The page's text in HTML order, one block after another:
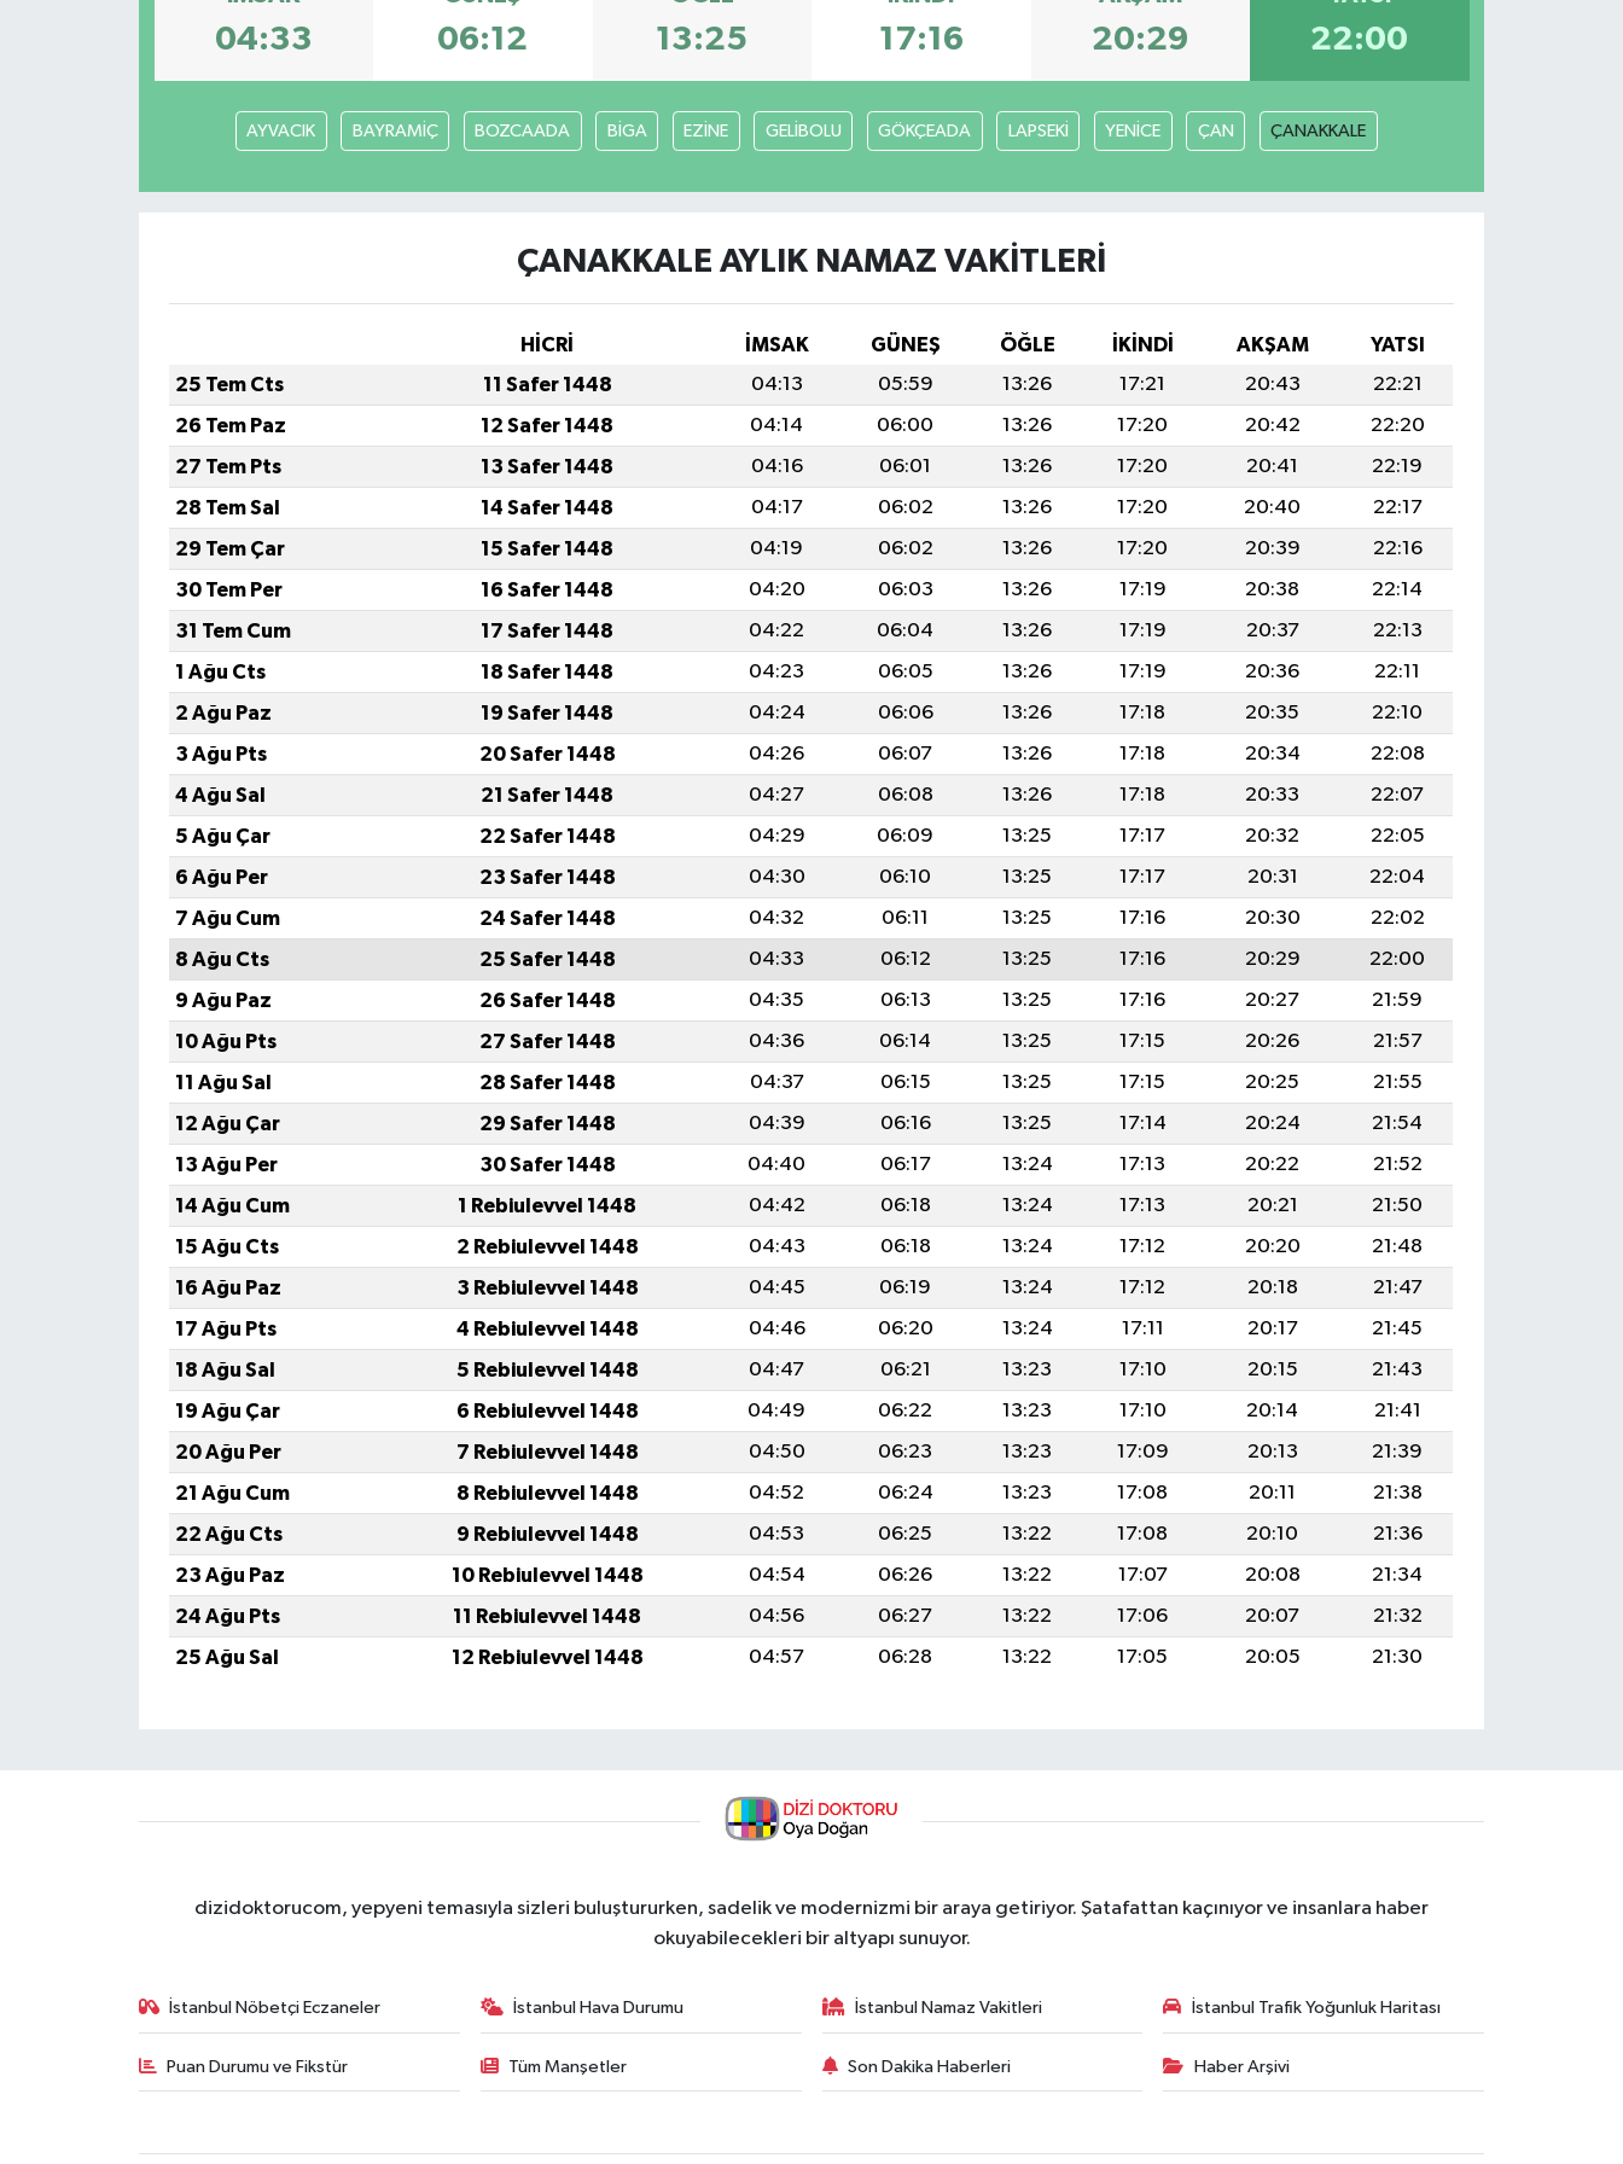
04:33 06:12 13:25 17:16 20:29 22:00
AYVACIK BAYRAMİÇ BOZCAADA BİGA EZİNE GELİBOLU GÖKÇEADA LAPSEKİ YENİCE ÇAN ÇANAKKALE
ÇANAKKALE AYLIK NAMAZ VAKITLERI
HİCRİ İMSAK GÜNEŞ ÖĞLE İKINDI AKŞAM
YATSI
25 Tem Cts
11 Safer 1448 04:13 05:59 13:26 17:21 20:43
22:21
26 Tem Paz
12 Safer 1448 04:14 06:00 13:26 17:20 20:42
22:20
27 Tem Pts
13 Safer 1448 04:16 06:01 13:26 17:20 20:41
22:19
28 Tem Sal
14 Safer 1448 04:17 06:02 13:26 17:20 20:40
22:17
29 Tem Çar
15 Safer 1448 04:19 06:02 13:26 17:20 20:39
22:16
30 Tem Per
16 Safer 1448 04:20 06:03 13:26 17:19 20:38
22:14
31 Tem Cum
17 Safer 1448 04:22 06:04 13:26 17:19 20:37
22:13
1 Ağu Cts
18 Safer 1448 04:23 06:05 13:26 17:19 20:36
22:11
2 Ağu Paz
19 Safer 1448 04:24 06:06 13:26 17:18 20:35
22:10
3 Ağu Pts
20 Safer 1448 04:26 06:07 13:26 17:18 20:34
22:08
4 Ağu Sal
21 Safer 1448 04:27 06:08 13:26 17:18 20:33
22:07
5 Ağu Çar
22 Safer 1448 04:29 06:09 13:25 17:17 20:32
22:05
6 Ağu Per
23 Safer 1448 04:30 06:10 13:25 17:17 20:31
22:04
7 Ağu Cum
24 Safer 1448 04:32 06:11 13:25 17:16 20:30
22:02
8 Ağu Cts
25 Safer 1448 04:33 06:12 13:25 17:16 20:29
22:00
9 Ağu Paz
26 Safer 1448 04:35 06:13 13:25 17:16 20:27
21:59
10 Ağu Pts
27 Safer 1448 04:36 06:14 13:25 17:15 20:26
21:57
11 Ağu Sal
28 Safer 1448 04:37 06:15 13:25 17:15 20:25
21:55
12 Ağu Çar
29 Safer 1448 04:39 06:16 13:25 17:14 20:24
21:54
13 Ağu Per
30 Safer 1448 04:40 06:17 13:24 17:13 20:22
21:52
14 Ağu Cum
1 Rebiulevvel 1448 04:42 06:18 13:24 17:13 20:21
21:50
15 Ağu Cts
2 Rebiulevvel 1448 04:43 06:18 13:24 17:12 20:20
21:48
16 Ağu Paz
3 Rebiulevvel 1448 04:45 06:19 13:24 17:12 20:18
21:47
17 Ağu Pts
4 Rebiulevvel 1448 04:46 06:20 13:24 17:11 20:17
21:45
18 Ağu Sal
5 Rebiulevvel 1448 04:47 06:21 13:23 17:10 20:15
21:43
19 Ağu Çar
6 Rebiulevvel 1448 04:49 06:22 13:23 17:10 20:14
21:41
20 Ağu Per
7 Rebiulevvel 1448 04:50 06:23 13:23 17:09 20:13
21:39
21 Ağu Cum
8 Rebiulevvel 1448 04:52 06:24 13:23 17:08 20:11
21:38
22 Ağu Cts
9 Rebiulevvel 1448 04:53 06:25 13:22 17:08 20:10
21:36
23 Ağu Paz
10 Rebiulevvel 1448 04:54 06:26 13:22 17:07 20:08
21:34
24 Ağu Pts
11 Rebiulevvel 1448 04:56 06:27 13:22 17:06 20:07
21:32
25 Ağu Sal
12 Rebiulevvel 1448 04:57 06:28 13:22 17:05 20:05 21:30
dizidoktorucom, yepyeni temasıyla sizleri buluştururken, sadelik ve modernizmi bir araya getiriyor. Şatafattan kaçınıyor ve insanlara haber
okuyabilecekleri bir altyapı sunuyor.
İstanbul Nöbetçi Eczaneler İstanbul Hava Durumu İstanbul Namaz Vakitleri İstanbul Trafik Yoğunluk Haritası
Puan Durumu ve Fikstür Tüm Manşetler Son Dakika Haberleri Haber Arşivi